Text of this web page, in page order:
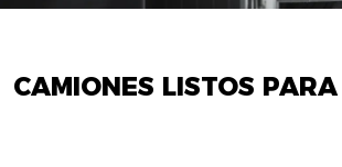
CAMIONES LISTOS